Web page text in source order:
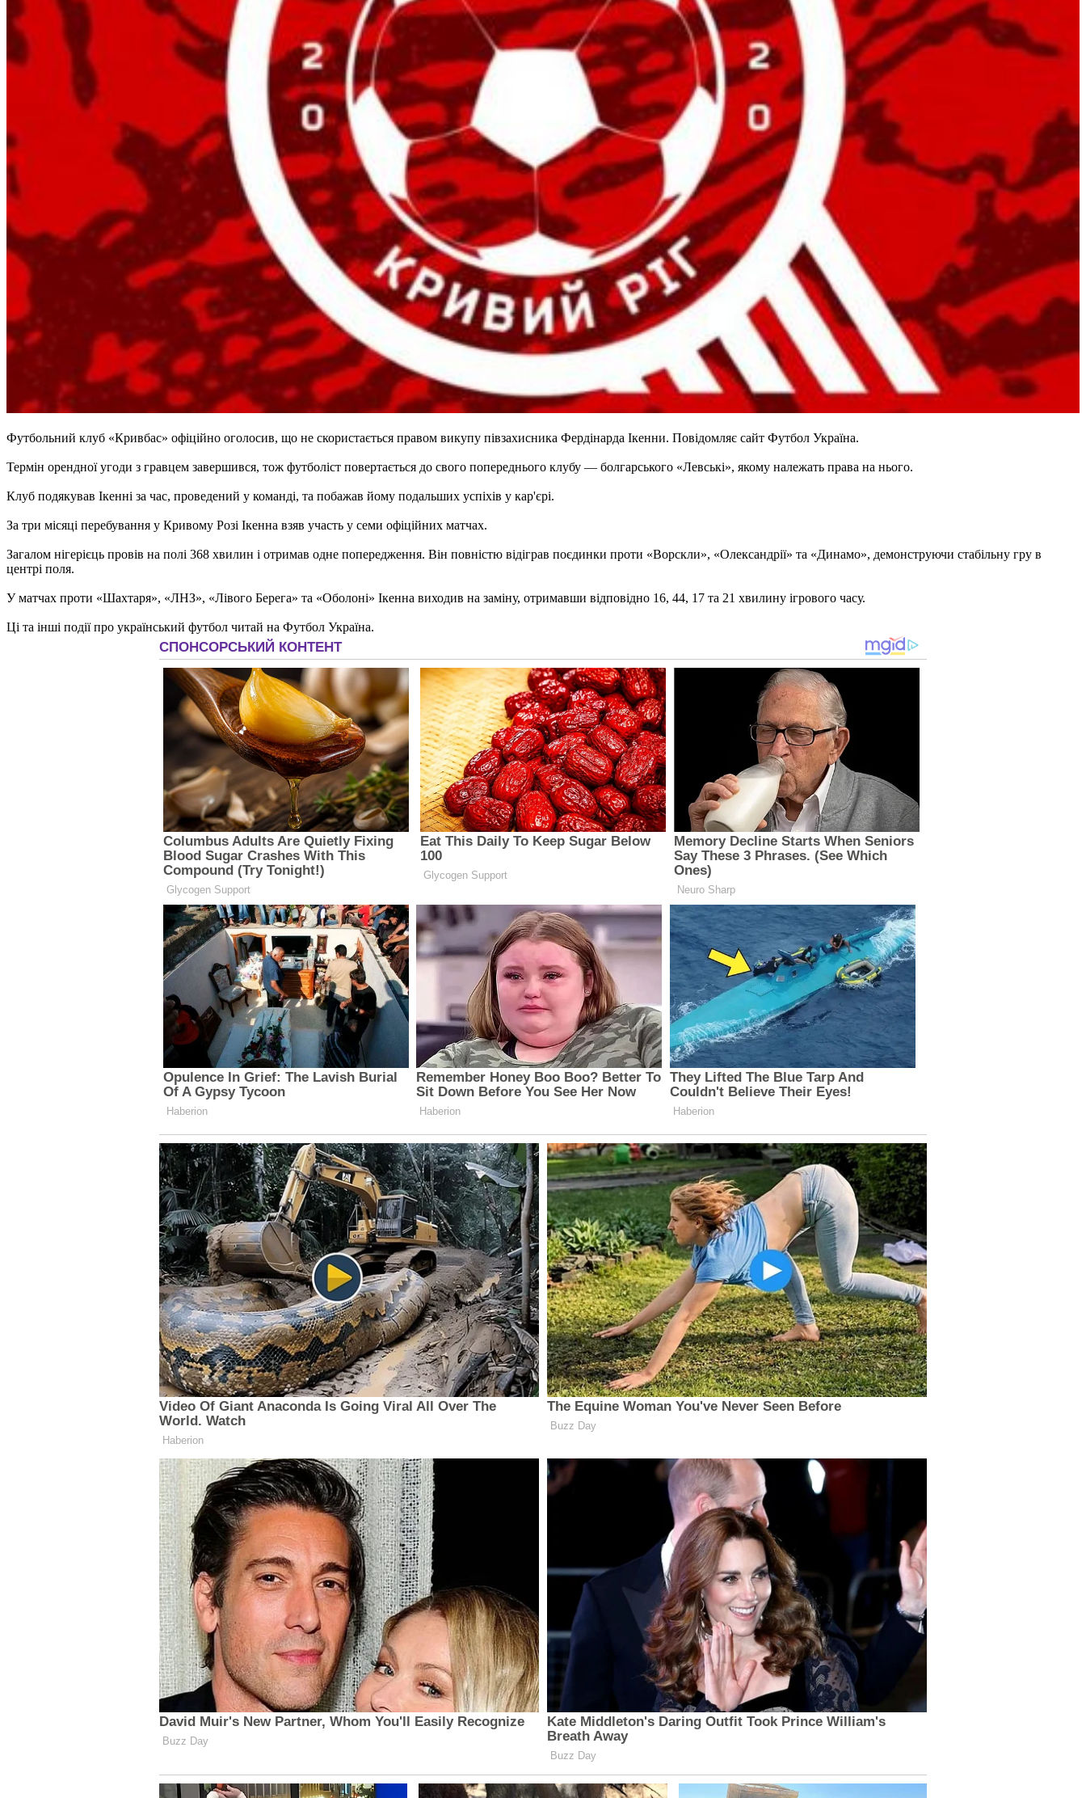
Футбольний клуб «Кривбас» офіційно оголосив, що не скористається правом викупу півзахисника Фердінарда Ікенни. Повідомляє сайт Футбол Україна.
Термін орендної угоди з гравцем завершився, тож футболіст повертається до свого попереднього клубу — болгарського «Левські», якому належать права на нього.
Клуб подякував Ікенні за час, проведений у команді, та побажав йому подальших успіхів у кар'єрі.
За три місяці перебування у Кривому Розі Ікенна взяв участь у семи офіційних матчах.
Загалом нігерієць провів на полі 368 хвилин і отримав одне попередження. Він повністю відіграв поєдинки проти «Ворскли», «Олександрії» та «Динамо», демонструючи стабільну гру в
центрі поля.
У матчах проти «Шахтаря», «ЛНЗ», «Лівого Берега» та «Оболоні» Ікенна виходив на заміну, отримавши відповідно 16, 44, 17 та 21 хвилину ігрового часу.
Ці та інші події про український футбол читай на Футбол Україна.